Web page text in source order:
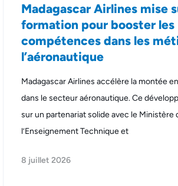
Madagascar Airlines mise
formation pour booster les
compétences dans les
l’aéronautique
Madagascar Airlines accélère la montée
dans le secteur aéronautique. Ce
sur un partenariat solide avec le Ministère
l’Enseignement Technique et
8 juillet 2026